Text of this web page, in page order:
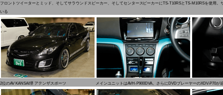
フロントツイーターとミッド、そしてサラウンドスピーカー、そしてセンタースピーカーにTS-T10RSとTS-M10RSを使用。
いる
2位のAV KANSAI堺 アテンザスポーツ メインユニットはAVH-P900DVA。さらにDVDプレーヤーのXDV-P70が